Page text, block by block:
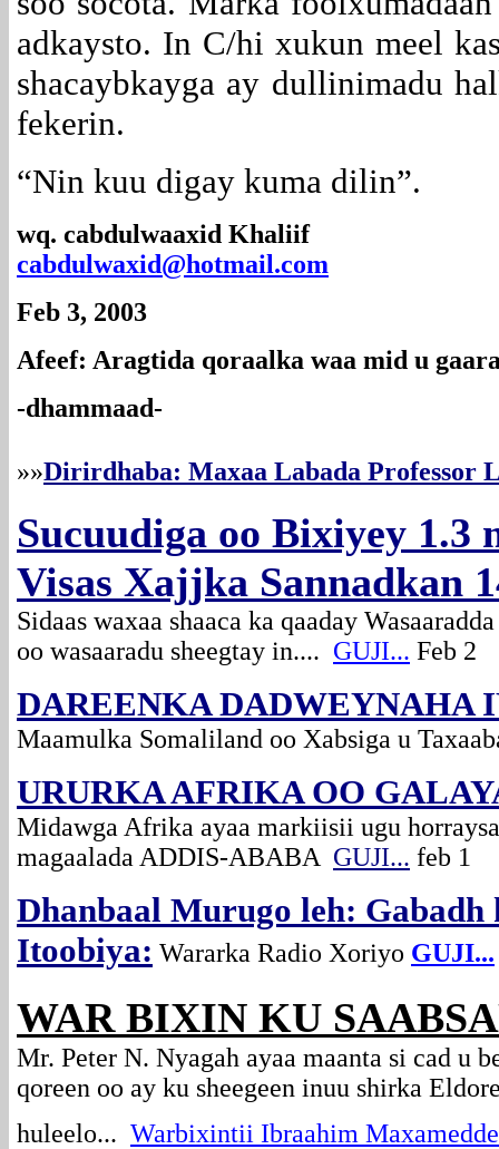
adkaysto. In C/hi xukun meel
shacaybkayga ay dullinimadu
fekerin.
“Nin kuu digay kuma dilin”.
wq. cabdulwaaxid Khaliif
cabdulwaxid@hotmail.com
Feb 3, 2003
Afeef: Aragtida qoraalka waa mid u
-dhammaad-
»»Dirirdhaba: Maxaa Labada Professor
Sucuudiga oo Bixiyey 1.3
Visas Xajjka Sannadkan
Sidaas waxaa shaaca ka qaaday
oo wasaaradu sheegtay in.... GUJI... Feb 2
DAREENKA DADWEYNAHA
Maamulka Somaliland oo Xabsiga u
URURKA AFRIKA OO
Midawga Afrika ayaa markiisii ugu
magaalada ADDIS-ABABA GUJI... feb 1
Dhanbaal Murugo leh: Gabadh
Itoobiya: Wararka Radio Xoriyo GUJI...
WAR BIXIN KU
Mr. Peter N. Nyagah ayaa maanta si cad u
qoreen oo ay ku sheegeen inuu shirka
huleelo... Warbixintii Ibraahim